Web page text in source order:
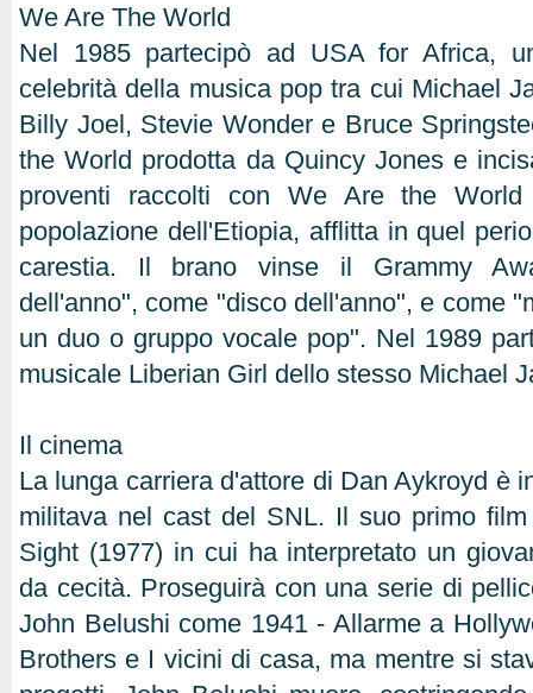
We Are The World
Nel 1985 partecipò ad USA for Africa,
celebrità della musica pop tra cui Michael
Billy Joel, Stevie Wonder e Bruce
the World prodotta da Quincy Jones e
proventi raccolti con We Are the
popolazione dell'Etiopia, afflitta in quel
carestia. Il brano vinse il Grammy
dell'anno", come "disco dell'anno", e come
un duo o gruppo vocale pop". Nel 1989
musicale Liberian Girl dello stesso Michael
Il cinema
La lunga carriera d'attore di Dan Aykroyd è
militava nel cast del SNL. Il suo primo
Sight (1977) in cui ha interpretato un
da cecità. Proseguirà con una serie di
John Belushi come 1941 - Allarme a
Brothers e I vicini di casa, ma mentre si